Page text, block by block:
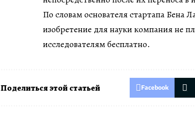
По словам основателя стартапа Бена
изобретение для науки компания не
исследователям бесплатно.
Поделиться этой статьей Facebook